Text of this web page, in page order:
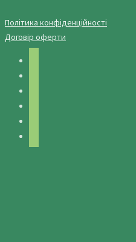
Політика конфіденційності
Договір оферти